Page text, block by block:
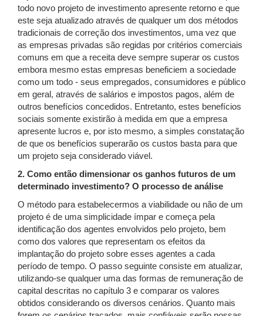
todo novo projeto de investimento apresente retorno e que
este seja atualizado através de qualquer um dos métodos
tradicionais de correção dos investimentos, uma vez que
as empresas privadas são regidas por critérios comerciais
comuns em que a receita deve sempre superar os custos
embora mesmo estas empresas beneficiem a sociedade
como um todo - seus empregados, consumidores e público
em geral, através de salários e impostos pagos, além de
outros benefícios concedidos. Entretanto, estes benefícios
sociais somente existirão à medida em que a empresa
apresente lucros e, por isto mesmo, a simples constatação
de que os benefícios superarão os custos basta para que
um projeto seja considerado viável.
2. Como então dimensionar os ganhos futuros de um
determinado investimento? O processo de análise
O método para estabelecermos a viabilidade ou não de um
projeto é de uma simplicidade ímpar e começa pela
identificação dos agentes envolvidos pelo projeto, bem
como dos valores que representam os efeitos da
implantação do projeto sobre esses agentes a cada
período de tempo. O passo seguinte consiste em atualizar,
utilizando-se qualquer uma das formas de remuneração de
capital descritas no capítulo 3 e comparar os valores
obtidos considerando os diversos cenários. Quanto mais